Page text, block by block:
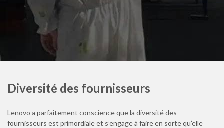
Diversité des fournisseurs
Lenovo a parfaitement conscience que la diversité des
fournisseurs est primordiale et s’engage à faire en sorte qu’elle